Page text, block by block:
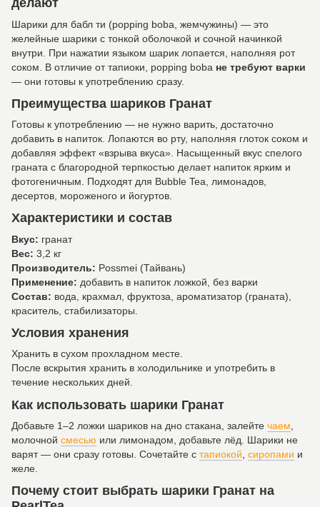
делают
Шарики для бабл ти (popping boba, жемчужины) — это
желейные шарики с тонкой оболочкой и сочной начинкой
внутри. При нажатии языком шарик лопается, наполняя рот
соком. В отличие от тапиоки, popping boba не требуют варки
— они готовы к употреблению сразу.
Преимущества шариков Гранат
Готовы к употреблению — не нужно варить, достаточно
добавить в напиток. Лопаются во рту, наполняя глоток соком и
добавляя эффект «взрыва вкуса». Насыщенный вкус спелого
граната с благородной терпкостью делает напиток ярким и
фотогеничным. Подходят для Bubble Tea, лимонадов,
десертов, мороженого и йогуртов.
Характеристики и состав
Вкус: гранат
Вес: 3,2 кг
Производитель: Possmei (Тайвань)
Применение: добавить в напиток ложкой, без варки
Состав: вода, крахмал, фруктоза, ароматизатор (граната),
краситель, стабилизаторы.
Условия хранения
Хранить в сухом прохладном месте.
После вскрытия хранить в холодильнике и употребить в
течение нескольких дней.
Как использовать шарики Гранат
Добавьте 1–2 ложки шариков на дно стакана, залейте чаем
молочной смесью или лимонадом, добавьте лёд. Шарики не
варят — они сразу готовы. Сочетайте с тапиокой сиропами и
желе.
Почему стоит выбрать шарики Гранат на